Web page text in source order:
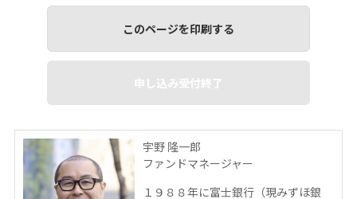
このページを印刷する
申し込み受付終了
宇野 隆一郎
ファンドマネージャー
１９８８年に富士銀行（現みずほ銀